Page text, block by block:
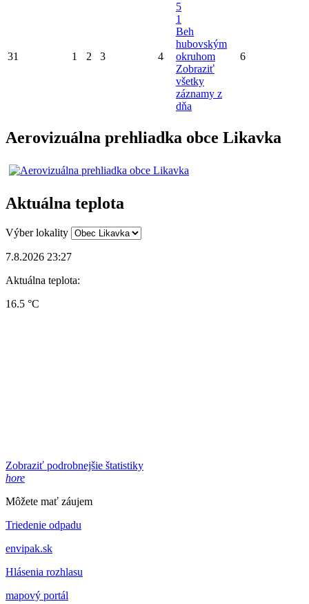
31 1 2 3 4
5
1
Beh
hubovským
okruhom
Zobraziť
všetky
záznamy z
dňa
6
Aerovizuálna prehliadka obce Likavka
Aktuálna teplota
Výber lokality
7.8.2026 23:27
Aktuálna teplota:
16.5 °C
Zobraziť podrobnejšie štatistiky
hore
Môžete mať záujem
Triedenie odpadu
envipak.sk
Hlásenia rozhlasu
mapový portál